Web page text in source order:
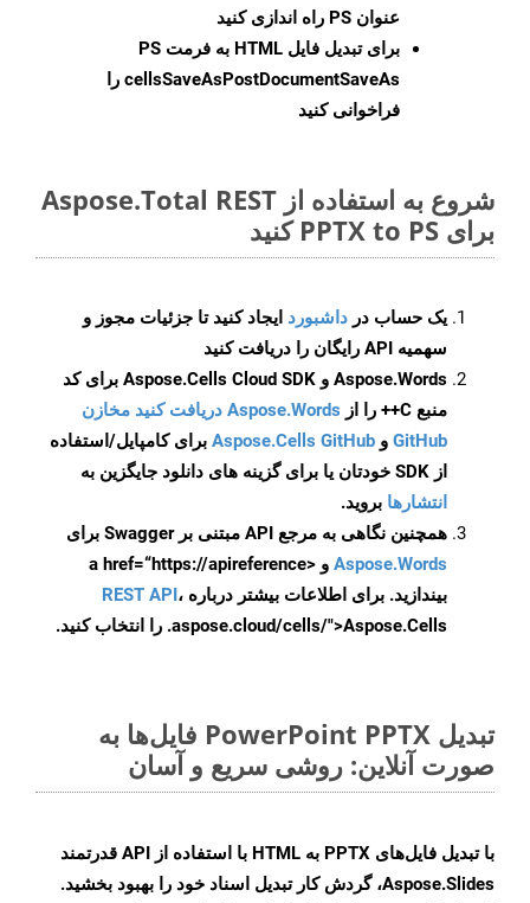
عنوان PS راه اندازی کنید
برای تبدیل فایل HTML به فرمت
PS
cellsSaveAsPostDocumentSaveAs را
فراخوانی کنید
شروع به استفاده از Aspose.Total REST
برای PPTX to PS کنید
یک حساب در داشبورد ایجاد کنید تا جزئیات مجوز و
سهمیه API رایگان را دریافت کنید
Aspose.Words و Aspose.Cells Cloud SDK برای کد
منبع C++ را از
Aspose.Words دریافت کنید مخازن
GitHub و Aspose.Cells GitHub برای کامپایل/استفاده
از SDK خودتان یا برای گزینه های دانلود جایگزین به
انتشارها بروید.
همچنین نگاهی به مرجع API مبتنی بر Swagger برای
Aspose.Words
و <a href=“https://apireference
بیندازید. برای اطلاعات بیشتر درباره REST API،
.aspose.cloud/cells/">Aspose.Cells را انتخاب کنید.
تبدیل PowerPoint PPTX فایل‌ها به
صورت آنلاین: روشی سریع و آسان
با تبدیل فایل‌های PPTX به HTML با استفاده از API قدرتمند
Aspose.Slides، گردش کار تبدیل اسناد خود را بهبود بخشید.